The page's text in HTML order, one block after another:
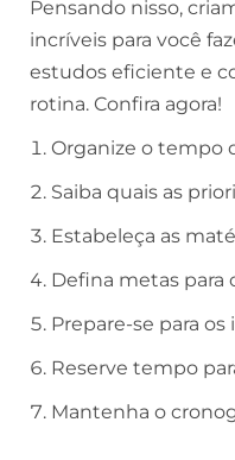
Pensando nisso,
incríveis para você
estudos eficiente e
rotina. Confira agora!
Organize o tempo
Saiba quais as
Estabeleça as
Defina metas para
Prepare-se para
Reserve tempo
Mantenha o